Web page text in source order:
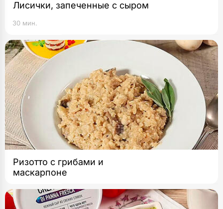
Лисички, запеченные с сыром
30 мин.
Ризотто с грибами и
маскарпоне